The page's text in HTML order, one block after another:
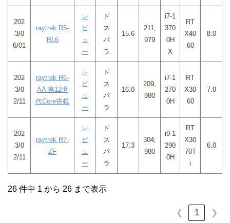
202
3/0
6/01
raytrek R5-
RL6
レ
ビ
ュ
ー
ド
ス
パ
ラ
15.6
211,
979
i7-1
370
0H
X
RT
X40
60
8.0
202
3/0
2/11
raytrek R6-
AA 第12世
代Core搭載
レ
ビ
ュ
ー
ド
ス
パ
ラ
16.0
209,
980
i7-1
270
0H
RT
X30
60
7.0
202
3/0
2/11
raytrek R7-
ZF
レ
ビ
ュ
ー
ド
ス
パ
ラ
17.3
304,
980
i9-1
290
0H
RT
X30
70T
i
6.0
26 件中 1 から 26 まで表示
❮ 1 ❯